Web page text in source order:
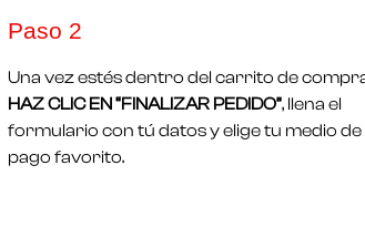
Paso 2
Una vez estés dentro del carrito de
HAZ CLIC EN “FINALIZAR PEDIDO”, llena el
formulario con tú datos y elige tu medio de
pago favorito.